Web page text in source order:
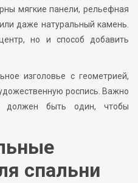
мягкие панели, рельефная
даже натуральный камень.
но и способ добавить
изголовье с геометрией,
роспись. Важно
должен быть один, чтобы
спальни